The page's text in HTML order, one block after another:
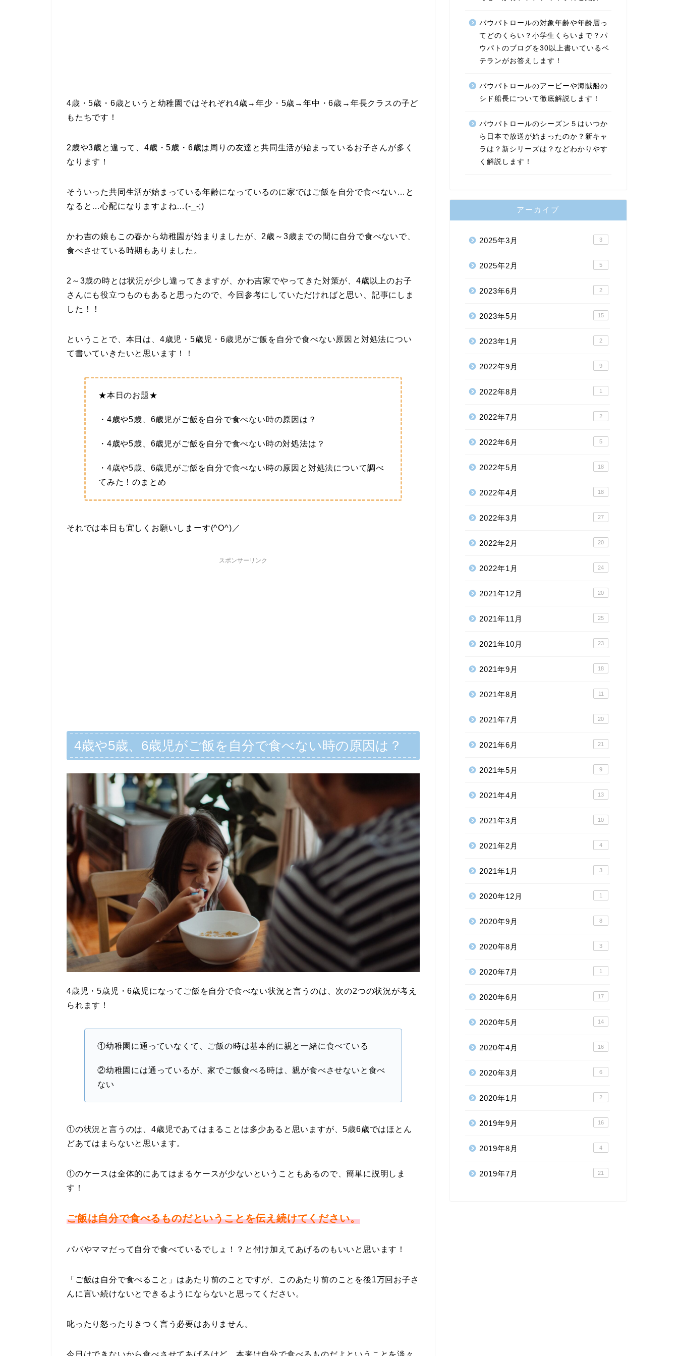
4歳・5歳・6歳というと幼稚園ではそれぞれ4歳→年少・5歳→年中・6歳→年長クラスの子ど
もたちです！
2歳や3歳と違って、4歳・5歳・6歳は周りの友達と共同生活が始まっているお子さんが多く
なります！
そういった共同生活が始まっている年齢になっているのに家ではご飯を自分で食べない…と
なると…心配になりますよね…(-_-;)
かわ吉の娘もこの春から幼稚園が始まりましたが、2歳～3歳までの間に自分で食べないで、
食べさせている時期もありました。
2～3歳の時とは状況が少し違ってきますが、かわ吉家でやってきた対策が、4歳以上のお子
さんにも役立つものもあると思ったので、今回参考にしていただければと思い、記事にしま
した！！
ということで、本日は、4歳児・5歳児・6歳児がご飯を自分で食べない原因と対処法につい
て書いていきたいと思います！！
★本日のお題★
・4歳や5歳、6歳児がご飯を自分で食べない時の原因は？
・4歳や5歳、6歳児がご飯を自分で食べない時の対処法は？
・4歳や5歳、6歳児がご飯を自分で食べない時の原因と対処法について調べ
てみた！のまとめ
それでは本日も宜しくお願いしまーす(^O^)／
スポンサーリンク
4歳や5歳、6歳児がご飯を自分で食べない時の原因は？
4歳児・5歳児・6歳児になってご飯を自分で食べない状況と言うのは、次の2つの状況が考え
られます！
①幼稚園に通っていなくて、ご飯の時は基本的に親と一緒に食べている
②幼稚園には通っているが、家でご飯食べる時は、親が食べさせないと食べ
ない
①の状況と言うのは、4歳児であてはまることは多少あると思いますが、5歳6歳ではほとん
どあてはまらないと思います。
①のケースは全体的にあてはまるケースが少ないということもあるので、簡単に説明しま
す！
ご飯は自分で食べるものだということを伝え続けてください。
パパやママだって自分で食べているでしょ！？と付け加えてあげるのもいいと思います！
「ご飯は自分で食べること」はあたり前のことですが、このあたり前のことを後1万回お子さ
んに言い続けないとできるようにならないと思ってください。
叱ったり怒ったりきつく言う必要はありません。
今日はできないから食べさせてあげるけど、本来は自分で食べるものだよということを淡々
パウパトロールの対象年齢や年齢層っ
てどのくらい？小学生くらいまで？パ
ウパトのブログを30以上書いているベ
テランがお答えします！
パウパトロールのアービーや海賊船の
シド船長について徹底解説します！
パウパトロールのシーズン５はいつか
ら日本で放送が始まったのか？新キャ
ラは？新シリーズは？などわかりやす
く解説します！
アーカイブ
2025年3月 3
2025年2月 5
2023年6月 2
2023年5月 15
2023年1月 2
2022年9月 9
2022年8月 1
2022年7月 2
2022年6月 5
2022年5月 18
2022年4月 18
2022年3月 27
2022年2月 20
2022年1月 24
2021年12月 20
2021年11月 25
2021年10月 23
2021年9月 18
2021年8月 11
2021年7月 20
2021年6月 21
2021年5月 9
2021年4月 13
2021年3月 10
2021年2月 4
2021年1月 3
2020年12月 1
2020年9月 8
2020年8月 3
2020年7月 1
2020年6月 17
2020年5月 14
2020年4月 16
2020年3月 6
2020年1月 2
2019年9月 16
2019年8月 4
2019年7月 21